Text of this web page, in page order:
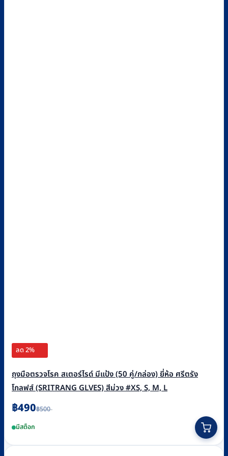
ลด 2%
ถุงมือตรวจโรค สเตอร์ไรด์ มีแป้ง (50 คู่/กล่อง) ยี่ห้อ ศรีตรัง
โกลฟส์ (SRITRANG GLVES) สีม่วง #XS, S, M, L
฿500
Original
price
was:
฿500.
฿490
Current
price
is:
฿490.
มีสต็อก
This
product
has